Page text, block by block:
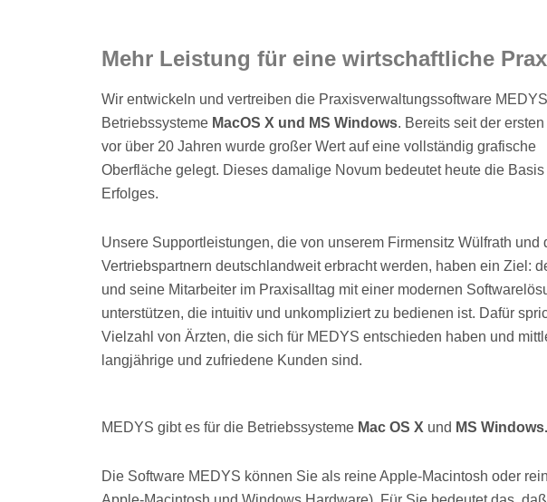
Mehr Leistung für eine wirtschaftliche
Wir entwickeln und vertreiben die Praxisverwaltungssoftware
Betriebssysteme MacOS X und MS Windows. Bereits seit der
vor über 20 Jahren wurde großer Wert auf eine vollständig grafische
Oberfläche gelegt. Dieses damalige Novum bedeutet heute die
Erfolges.
Unsere Supportleistungen, die von unserem Firmensitz Wülfrath und
Vertriebspartnern deutschlandweit erbracht werden, haben ein Ziel:
und seine Mitarbeiter im Praxisalltag mit einer modernen
unterstützen, die intuitiv und unkompliziert zu bedienen ist. Dafür
Vielzahl von Ärzten, die sich für MEDYS entschieden haben und
langjährige und zufriedene Kunden sind.
MEDYS gibt es für die Betriebssysteme Mac OS X und MS Windows.
Die Software MEDYS können Sie als reine Apple-Macintosh oder